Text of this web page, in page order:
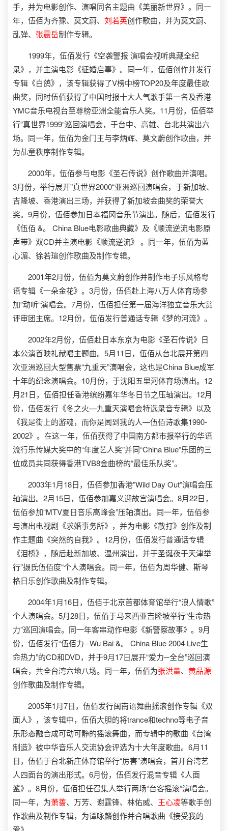
手，并为电影创作、演唱同名主题曲《美丽新世界》。同一
年，伍佰为齐豫、莫文蔚、 刘若英创作歌曲，并为莫文蔚、
乱弹、 张震岳制作专辑。
1999年，伍佰发行《空袭警报 演唱会视听典藏全纪
录》，并主演电影《征婚启事》。同一年，伍佰创作并发行
专辑《白鸽》，该专辑获得了V榜中榜TOP20及年度最佳歌
曲奖，同时伍佰获得了中国时报十大人气歌手第一名及香港
YMC音乐电视台至尊榜亚洲全能音乐人奖。11月份，伍佰举
行”真世界1999“巡回演唱会，于台中、高雄、台北共演出六
场。同一年，伍佰为金门王与李炳辉、莫文蔚创作歌曲，并
为乩童秩序制作专辑。
2000年，伍佰参与电影《圣石传说》创作歌曲并演唱。
3月份，举行展开”真世界2000“亚洲巡回演唱会，于新加坡、
吉隆坡、香港演出三场，并获得了新加坡金曲奖的荣誉大
奖。9月份，伍佰参加日本福冈音乐节演出。随后，伍佰发行
《伍佰 &。 China Blue电影歌曲典藏》及《顺流逆流电影原
声带》双CD并主演电影《顺流逆流》 。同一年，伍佰为蓝
心湄、徐若瑄创作歌曲及制作专辑。
2001年2月份，伍佰为莫文蔚创作并制作电子乐风格粤
语专辑《一朵金花》。3月份，伍佰赴上海八万人体育场参
加”动听“演唱会。7月份，伍佰担任第一届海洋独立音乐大赏
评审团主席。12月份，伍佰发行普通话专辑《梦的河流》。
2002年2月份，伍佰赴日本东京为电影《圣石传说》日
本公演首映礼献唱主题曲。5月11日，伍佰从台北展开第四
次亚洲巡回大型售票“九重天”演唱会，这也是China Blue成军
十年的纪念演唱会。10月份，于沈阳五里河体育场演出。12
月21日，伍佰担任香港缤纷嘉年华冬日节之压轴演出。12月
份，伍佰发行《冬之火—九重天演唱会特选录音专辑》以及
《我是街上的游魂，而你是闻到我的人—伍佰诗歌集1990-
2002》。在这一年，伍佰获得了中国南方都市报举行的华语
流行乐传媒大奖中的“年度艺人奖”并同“China Blue”乐团的三
位成员共同获得香港TVB8金曲榜的“最佳乐队奖”。
2003年1月18日，伍佰参加香港”Wild Day Out”演唱会压
轴演出。2月15日，伍佰参加嘉义迎故宫演唱会。8月22日，
伍佰参加“MTV夏日音乐高峰会”压轴演出。同一年，伍佰参
与演出电视剧《求婚事务所》，并为电影《散打》创作及制
作主题曲《突然的自我》。12月份，伍佰发行普通话专辑
《泪桥》，随后赴新加坡、温州演出，并于圣诞夜于天津举
行”摄氏伍佰度“个人演唱会。同一年，伍佰为周华健、斯琴
格日乐创作歌曲及制作专辑。
2004年1月16日，伍佰于北京首都体育馆举行“浪人情歌”
个人演唱会。5月28日，伍佰于马来西亚吉隆坡举行“生命热
力”巡回演唱会。同一年客串动作电影《新警察故事》。9月
份，伍佰发行“伍佰力─Wu Bai &。 China Blue 2004 Live生
命热力”的CD和DVD，并于9月17日展开“爱力─全台”巡回演
唱会，共全台湾六地八场。同一年，伍佰为张洪量、 黄品源
创作歌曲及制作专辑。
2005年1月7日，伍佰发行闽南语舞曲摇滚创作专辑《双
面人》，该专辑中，伍佰大胆的将trance和techno等电子音
乐形态融合成可动可静的摇滚舞曲，而专辑中的歌曲《台湾
制造》被中华音乐人交流协会评选为十大年度歌曲。6月11
日，伍佰于台北新庄体育馆举行“厉害”演唱会，首开台湾艺
人四面台的演出形式。6月份，伍佰发行混音专辑《人面
鲨》。8月份，伍佰担任召集人举行两场“台客摇滚”演唱会。
同一年，为萧蔷、万芳、谢霆锋、林佑威、 王心凌等歌手创
作歌曲及制作专辑，为谭咏麟创作并合唱歌曲《接受我的